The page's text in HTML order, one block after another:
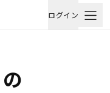
ログイン
の